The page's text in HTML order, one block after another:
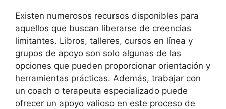
Existen numerosos recursos disponibles para
aquellos que buscan liberarse de creencias
limitantes. Libros, talleres, cursos en línea y
grupos de apoyo son solo algunas de las
opciones que pueden proporcionar orientación y
herramientas prácticas. Además, trabajar con
un coach o terapeuta especializado puede
ofrecer un apoyo valioso en este proceso de